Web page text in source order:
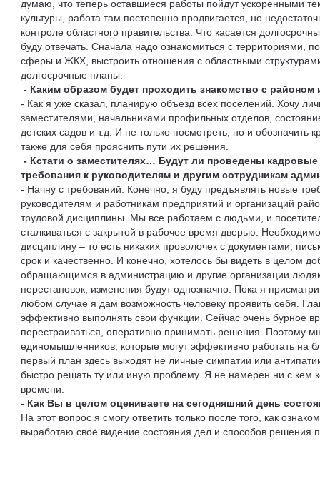
думаю, что теперь оставшиеся работы пойдут ускоренными
культуры, работа там постепенно продвигается, но
контроле областного правительства. Что касается
буду отвечать. Сначала надо ознакомиться с территориями,
сферы и ЖКХ, выстроить отношения с областными
долгосрочные планы.
- Каким образом будет проходить знакомство с
- Как я уже сказал, планирую объезд всех поселений. Хочу
заместителями, начальниками профильных отделов,
детских садов и т.д. И не только посмотреть, но и обозначить
также для себя прояснить пути их решения.
- Кстати о заместителях… Будут ли проведены
требования к руководителям и другим сотрудникам
- Начну с требований. Конечно, я буду предъявлять новые
руководителям и работникам предприятий и организаций
трудовой дисциплины. Мы все работаем с людьми, и
сталкиваться с закрытой в рабочее время дверью.
дисциплину – то есть никаких проволочек с документами,
срок и качественно. И конечно, хотелось бы видеть в целом
обращающимся в администрацию и другие организации
перестановок, изменения будут однозначно. Пока я
любом случае я дам возможность человеку проявить себя.
эффективно выполнять свои функции. Сейчас очень бурное
перестраиваться, оперативно принимать решения. Поэтому
единомышленников, которые могут эффективно работать на
первый план здесь выходят не личные симпатии или
быстро решать ту или иную проблему. Я не намерен ни с кем
времени.
- Как Вы в целом оцениваете на сегодняшний день
На этот вопрос я смогу ответить только после того, как
выработаю своё видение состояния дел и способов решения